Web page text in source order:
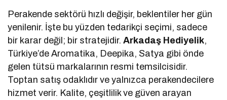
Perakende sektörü hızlı değişir, beklentiler her gün
yenilenir. İşte bu yüzden tedarikçi seçimi, sadece
bir karar değil; bir stratejidir.Arkadaş Hediyelik,
Türkiye’de Aromatika, Deepika, Satya gibi önde
gelen tütsü markalarının resmi temsilcisidir.
Toptan satış odaklıdır ve yalnızca perakendecilere
hizmet verir. Kalite, çeşitlilik ve güven arayan